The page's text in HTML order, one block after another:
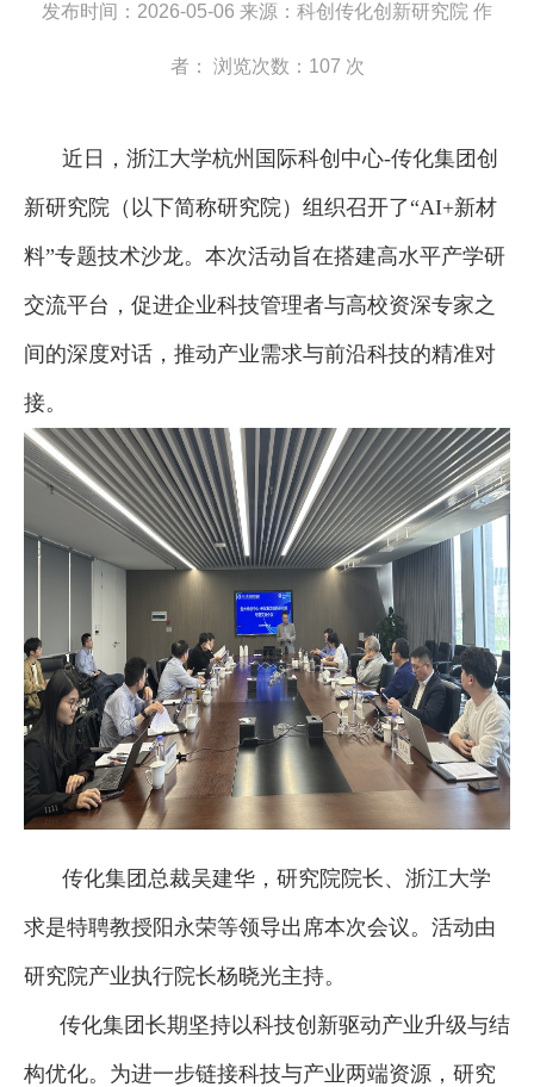
发布时间：2026-05-06 来源：科创传化创新研究院 作
者： 浏览次数： 107 次
近日 ，浙江大学杭州国际科创中心-传化集团创
新研究院（以下简称研究院）组织召开了“AI+新材
料”专题技术沙龙。本次活动旨在搭建高水平产学研
交流平台，促进企业科技管理者与高校资深专家之
间的深度对话，推动产业需求与前沿科技的精准对
接。
传化集团总裁吴建华，研究院院长、浙江大学
求是特聘教授阳永荣等领导出席本次会议。活动由
研究院产业执行院长杨晓光主持。
传化集团长期坚持以科技创新驱动产业升级与结
构优化。为进一步链接科技与产业两端资源，研究